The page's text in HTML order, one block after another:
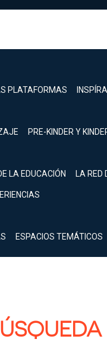
PLATAFORMAS
PRE-KINDER Y
LA EDUCACIÓN LA RED
ESPACIOS TEMÁTICOS